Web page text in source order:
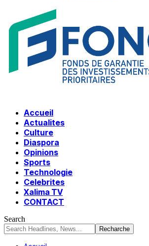
Accueil
Actualites
Culture
Diaspora
Opinions
Sports
Technologie
Celebrites
Xalima TV
CONTACT
Search